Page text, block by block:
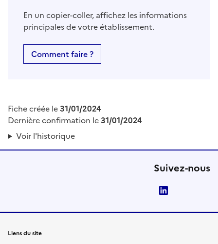
En un copier-coller, affichez les informations
principales de votre établissement.
Comment faire ?
Fiche créée le31/01/2024
Dernière confirmation le31/01/2024
Voir l'historique
Suivez-nous
Liens du site